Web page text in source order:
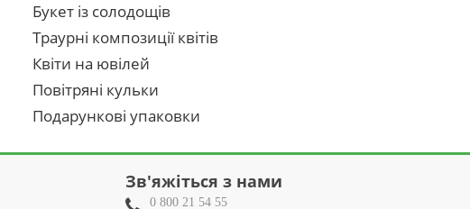
Букет із солодощів
Траурні композиції квітів
Квіти на ювілей
Повітряні кульки
Подарункові упаковки
Зв'яжіться з нами
0 800 21 54 55